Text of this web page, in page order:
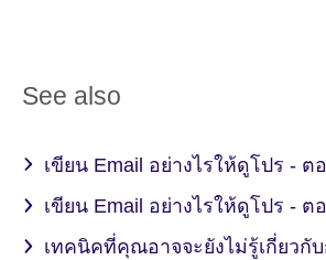
See also
เขียน Email อย่างไรให้ดูโปร - ต
เขียน Email อย่างไรให้ดูโปร - ต
เทคนิคที่คุณอาจจะยังไม่รู้เกี่ยวกั